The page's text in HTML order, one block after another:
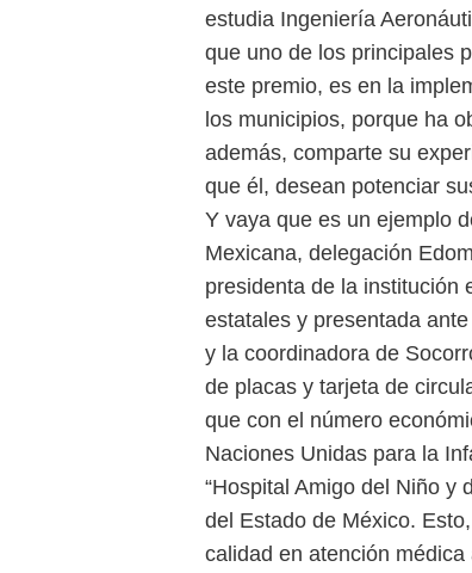
estudia Ingeniería
que uno de los principales
este premio, es en la
los municipios, porque ha
además, comparte su
que él, desean potenciar
Y vaya que es un ejemplo
Mexicana, delegación
presidenta de la
estatales y presentada
y la coordinadora de
de placas y tarjeta de
que con el número
Naciones Unidas para la
“Hospital Amigo del Niño y
del Estado de México.
calidad en atención